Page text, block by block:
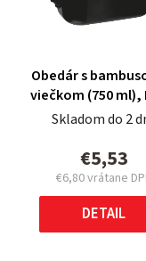
Obedár s
viečkom (750 ml),
Skladom do 2
€5,53
€6,80 vrátane
cena:
DETAIL